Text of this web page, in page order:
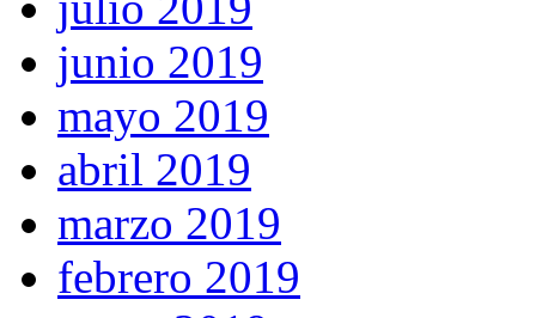
junio 2019
mayo 2019
abril 2019
marzo 2019
febrero 2019